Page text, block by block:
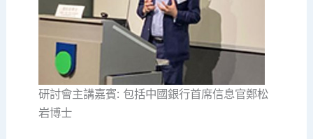
研討會主講嘉賓: 包括中國銀行首席信息官鄭松
岩博士